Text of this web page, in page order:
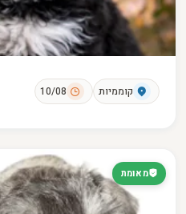
קוממיות 10/08
מאומת